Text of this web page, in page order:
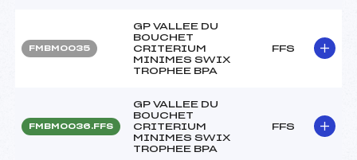
FMBM0035
GP VALLEE DU
BOUCHET
CRITERIUM
MINIMES SWIX
TROPHEE BPA
FFS
FMBM0036.FFS
GP VALLEE DU
BOUCHET
CRITERIUM
MINIMES SWIX
TROPHEE BPA
FFS